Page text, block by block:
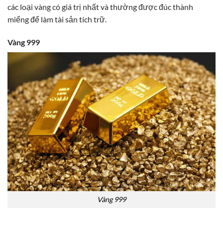
các loại vàng có giá trị nhất và thường được đúc thành
miếng để làm tài sản tích trữ.
Vàng 999
Vàng 999